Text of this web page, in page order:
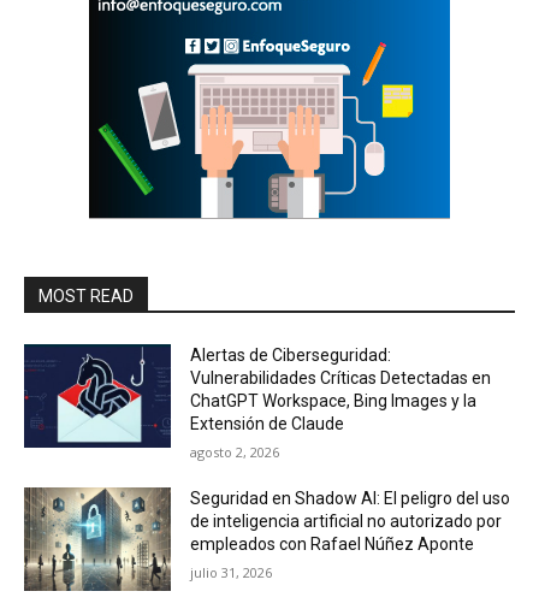
MOST READ
Alertas de Ciberseguridad:
Vulnerabilidades Críticas Detectadas en
ChatGPT Workspace, Bing Images y la
Extensión de Claude
agosto 2, 2026
Seguridad en Shadow AI: El peligro del uso
de inteligencia artificial no autorizado por
empleados con Rafael Núñez Aponte
julio 31, 2026